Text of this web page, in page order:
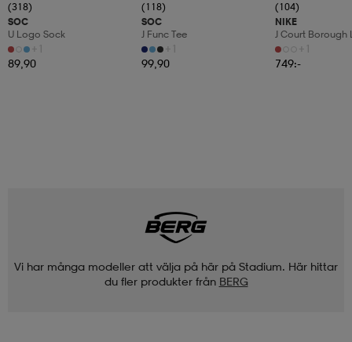
(318)
SOC
U Logo Sock
+1
89,90
(118)
SOC
J Func Tee
+1
99,90
(104)
NIKE
J Court Borough
Gs
+1
749:-
Vi har många modeller att välja på här på Stadium. Här hittar
du fler produkter från BERG